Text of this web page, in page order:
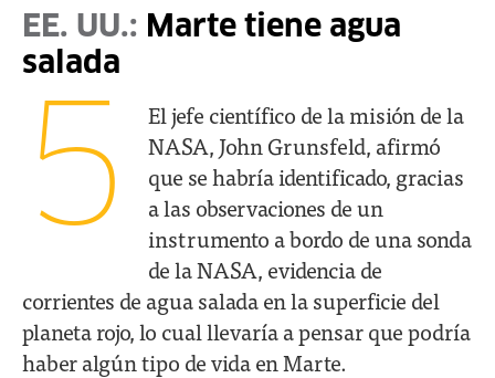
EE. UU.: Marte tiene agua
salada
5
El jefe científico de la misión de la
NASA, John Grunsfeld, afirmó
que se habría identificado, gracias
a las observaciones de un
instrumento a bordo de una sonda
de la NASA, evidencia de
corrientes de agua salada en la superficie del
planeta rojo, lo cual llevaría a pensar que podría
haber algún tipo de vida en Marte.